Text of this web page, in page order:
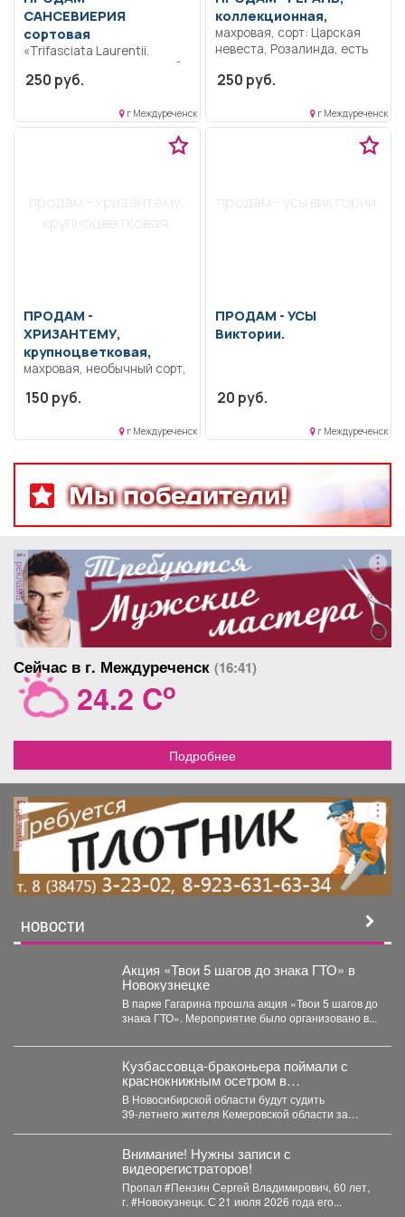
САНСЕВИЕРИЯ
сортовая
«Trifasciata Laurentii.
Среднее растение 250 руб.
250 руб.
г Междуреченск
коллекционная,
махровая, сорт: Царская
невеста, Розалинда, есть
разная.
250 руб.
г Междуреченск
продам - хризантему,
крупноцветковая,
ПРОДАМ -
ХРИЗАНТЕМУ,
крупноцветковая,
махровая, необычный сорт,
на фото одна хризантема с
предлагаются детки в
пересадки.
150 руб.
г Междуреченск
продам - усы виктории.
ПРОДАМ - УСЫ
Виктории.
20 руб.
г Междуреченск
Мы победители!
реклама
Сейчас в г. Междуреченск (16:41)
24.2 Co
Подробнее
реклама
НОВОСТИ
Акция «Твои 5 шагов до знака ГТО» в
Новокузнецке
В парке Гагарина прошла акция «Твои 5 шагов до
знака ГТО». Мероприятие было организовано в...
Кузбассовца-браконьера поймали с
краснокнижным осетром в
Новосибирске
В Новосибирской области будут судить
39‑летнего жителя Кемеровской области за
Внимание! Нужны записи с
видеорегистраторов!
Пропал #Пензин Сергей Владимирович, 60 лет,
г. #Новокузнецк. С 21 июля 2026 года его...